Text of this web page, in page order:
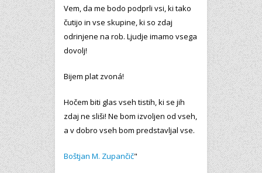
Vem, da me bodo podprli vsi, ki tako
čutijo in vse skupine, ki so zdaj
odrinjene na rob. Ljudje imamo vsega
dovolj!
Bijem plat zvoná!
Hočem biti glas vseh tistih, ki se jih
zdaj ne sliši! Ne bom izvoljen od vseh,
a v dobro vseh bom predstavljal vse.
Boštjan M. Zupančič"